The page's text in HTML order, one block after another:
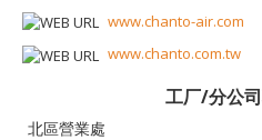
www.chanto-air.com
www.chanto.com.tw
工厂/分公